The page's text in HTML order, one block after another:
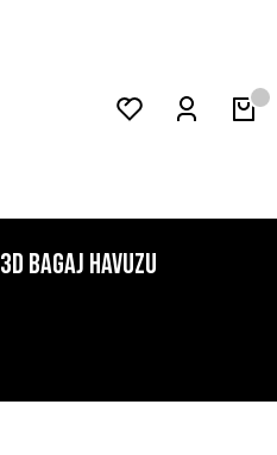
3D Bagaj Havuzu